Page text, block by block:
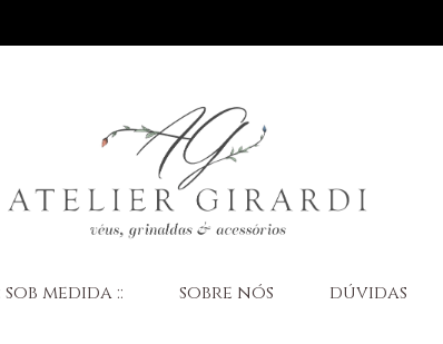
sob medida :: sobre nós dúvidas